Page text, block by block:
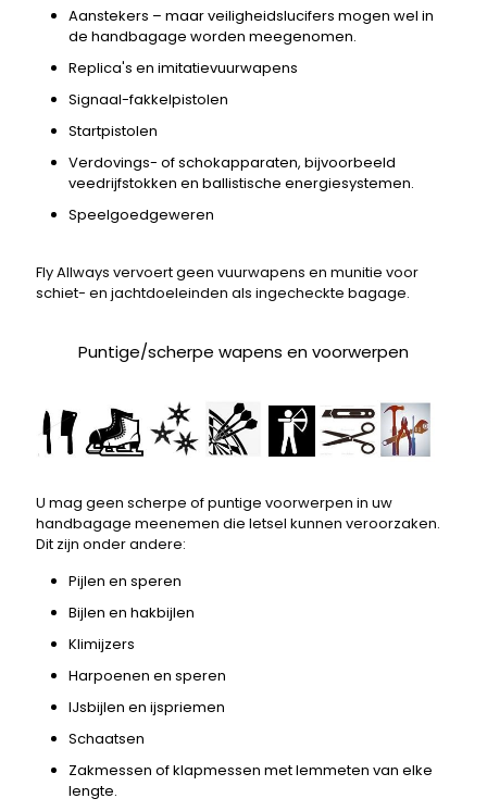
Aanstekers – maar veiligheidslucifers mogen wel in
de handbagage worden meegenomen.
Replica's en imitatievuurwapens
Signaal-fakkelpistolen
Startpistolen
Verdovings- of schokapparaten, bijvoorbeeld
veedrijfstokken en ballistische energiesystemen.
Speelgoedgeweren
Fly Allways vervoert geen vuurwapens en munitie voor
schiet- en jachtdoeleinden als ingecheckte bagage.
Puntige/scherpe wapens en voorwerpen
U mag geen scherpe of puntige voorwerpen in uw
handbagage meenemen die letsel kunnen veroorzaken.
Dit zijn onder andere:
Pijlen en speren
Bijlen en hakbijlen
Klimijzers
Harpoenen en speren
IJsbijlen en ijspriemen
Schaatsen
Zakmessen of klapmessen met lemmeten van elke
lengte.